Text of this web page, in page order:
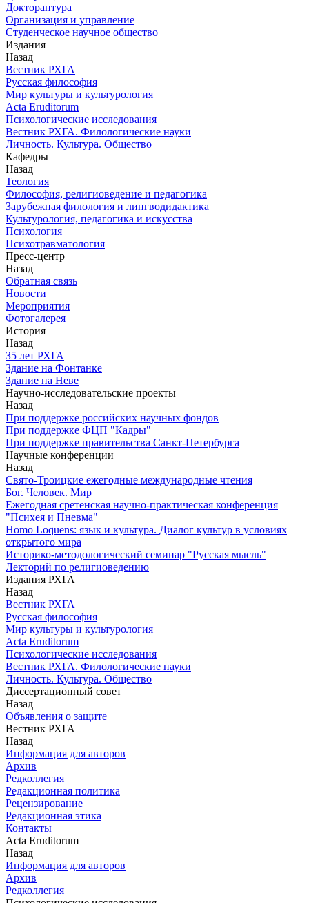
Докторантура
Организация и управление
Студенческое научное общество
Издания
Назад
Вестник РХГА
Русская философия
Мир культуры и культурология
Acta Eruditorum
Психологические исследования
Вестник РХГА. Филологические науки
Личность. Культура. Общество
Кафедры
Назад
Теология
Философия, религиоведение и педагогика
Зарубежная филология и лингводидактика
Культурология, педагогика и искусства
Психология
Психотравматология
Пресс-центр
Назад
Обратная связь
Новости
Мероприятия
Фотогалерея
История
Назад
З5 лет РХГА
Здание на Фонтанке
Здание на Неве
Научно-исследовательские проекты
Назад
При поддержке российских научных фондов
При поддержке ФЦП "Кадры"
При поддержке правительства Санкт-Петербурга
Научные конференции
Назад
Свято-Троицкие ежегодные международные чтения
Бог. Человек. Мир
Ежегодная сретенская научно-практическая конференция
"Психея и Пневма"
Homo Loquens: язык и культура. Диалог культур в условиях
открытого мира
Историко-методологический семинар "Русская мысль"
Лекторий по религиоведению
Издания РХГА
Назад
Вестник РХГА
Русская философия
Мир культуры и культурология
Acta Eruditorum
Психологические исследования
Вестник РХГА. Филологические науки
Личность. Культура. Общество
Диссертационный совет
Назад
Объявления о защите
Вестник РХГА
Назад
Информация для авторов
Архив
Редколлегия
Редакционная политика
Рецензирование
Редакционная этика
Контакты
Acta Eruditorum
Назад
Информация для авторов
Архив
Редколлегия